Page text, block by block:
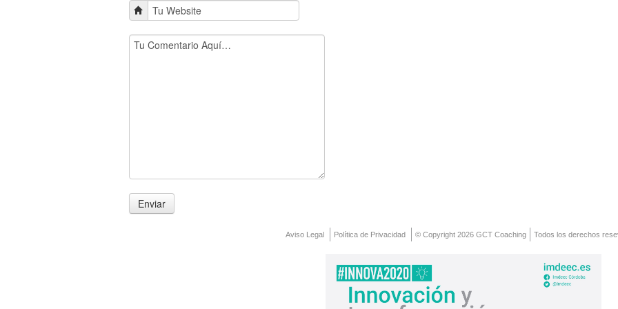
Aviso Legal Política de Privacidad © Copyright 2026 GCT Coaching Todos los derechos